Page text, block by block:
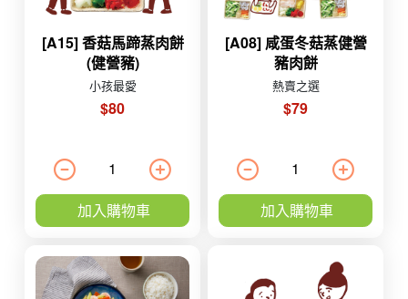
[A15] 香菇馬蹄蒸肉餅
(健營豬)
小孩最愛
$80
加入購物車
[A08] 咸蛋冬菇蒸健營
豬肉餅
熱賣之選
$79
加入購物車